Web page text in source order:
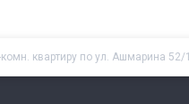
квартиру по ул. Ашмарина 52/1